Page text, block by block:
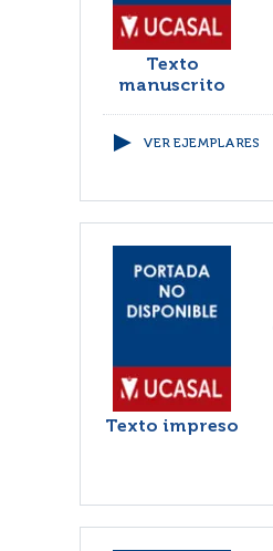
Texto
manuscrito
VER EJEMPLARES
Texto impreso